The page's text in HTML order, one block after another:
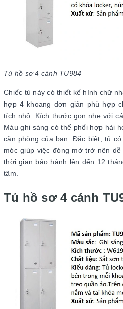
Tủ hồ sơ 4 cánh TU984
Chiếc tủ này có thiết kế hình chữ
hợp 4 khoang đơn giản phù hợp
tích nhỏ. Kích thước gọn nhẹ với
Màu ghi sáng có thể phối hợp hài
căn phòng của bạn. Đặc biệt, tủ
móc giúp việc đóng mở trở nên
thời gian bảo hành lên đến 12
tâm.
Tủ hồ sơ 4 cánh